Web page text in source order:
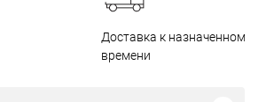
Доставка к назначенному
времени